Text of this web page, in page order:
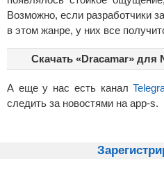
Возможно, если разработчики
в этом жанре, у них все
Скачать «Dracamar» для
А еще у нас есть канал
следить за новостями на app-s.